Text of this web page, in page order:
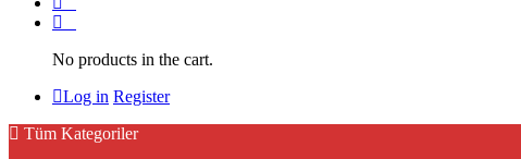
No products in the cart.
Log in Register
Tüm Kategoriler